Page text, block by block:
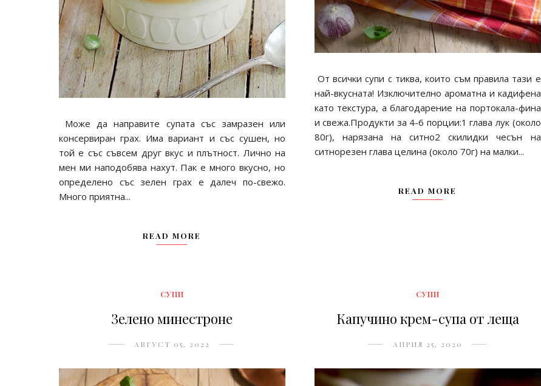
Може да направите супата със замразен или
консервиран грах. Има вариант и със сушен, но
той е със съвсем друг вкус и плътност. Лично на
мен ми наподобява нахут. Пак е много вкусно, но
определено със зелен грах е далеч по-свежо.
Много приятна...
READ MORE
От всички супи с тиква, които съм правила тази е
най-вкусната! Изключително ароматна и кадифена
като текстура, а благодарение на портокала-фина
и свежа.Продукти за 4-6 порции:1 глава лук (около
80г), нарязана на ситно2 скилидки чесън на
ситнорезен глава целина (около 70г) на малки...
READ MORE
СУПИ
Зелено минестроне
АВГУСТ 05, 2022
СУПИ
Капучино крем-супа от леща
АПРИЛ 25, 2020